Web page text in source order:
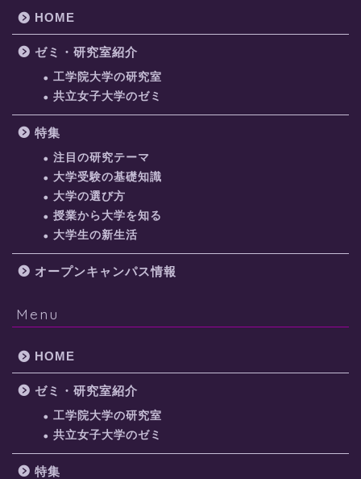
HOME
ゼミ・研究室紹介
工学院大学の研究室
共立女子大学のゼミ
特集
注目の研究テーマ
大学受験の基礎知識
大学の選び方
授業から大学を知る
大学生の新生活
オープンキャンパス情報
Menu
HOME
ゼミ・研究室紹介
工学院大学の研究室
共立女子大学のゼミ
特集